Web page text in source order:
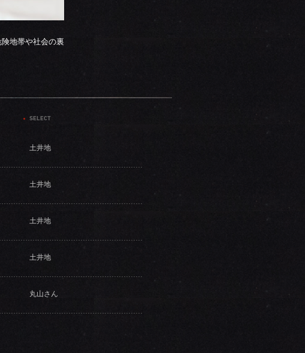
地帯や社会の裏
SELECT
土井地
土井地
土井地
土井地
丸山さん